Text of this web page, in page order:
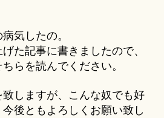
気したの。
た記事に書きましたので、
らを読んでください。
しますが、こんな奴でも好
後ともよろしくお願い致し